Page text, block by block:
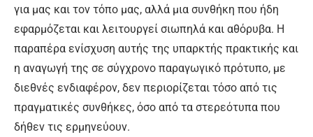
για μας και τον τόπο μας, αλλά μια συνθήκη που ήδη
εφαρμόζεται και λειτουργεί σιωπηλά και αθόρυβα. Η
παραπέρα ενίσχυση αυτής της υπαρκτής πρακτικής και
η αναγωγή της σε σύγχρονο παραγωγικό πρότυπο, με
διεθνές ενδιαφέρον, δεν περιορίζεται τόσο από τις
πραγματικές συνθήκες, όσο από τα στερεότυπα που
δήθεν τις ερμηνεύουν.